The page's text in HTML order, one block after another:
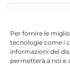
Per fornire le
tecnologie come i
informazioni del
permetterà a noi e
Email*